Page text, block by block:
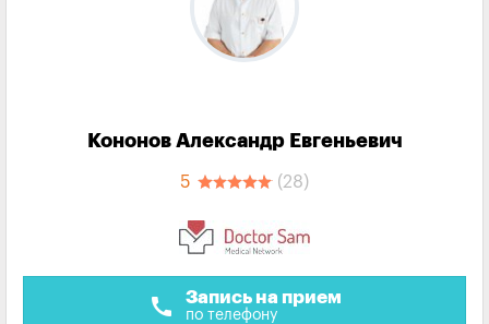
Кононов Александр Евгеньевич
5 (28)
call Запись на прием
по телефону